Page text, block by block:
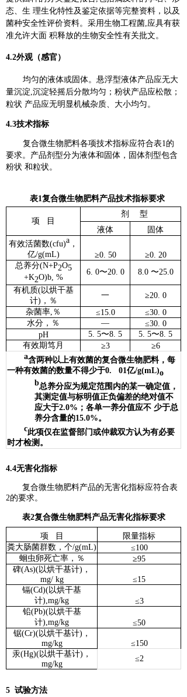
态、生 理生化特性及鉴定依据等完整资料，以及
菌种安全性评价资料。采用生物工程菌,应具有获
准允许大面 积释放的生物安全性有关批文。
4.2外观（感官）
均匀的液体或固体。悬浮型液体产品应无大
量沉淀,沉淀轻摇后分散均匀；粉状产品应松散；
粒状 产品应无明显机械杂质、大小均匀。
4.3技术指标
复合微生物肥料各项技术指标应符合表1的
要求。产品剂型分为液体和固体，固体剂型包含
粉状 和粒状。
表1复合微生物肥料产品技术指标要求
项 目
剂
型
液体
固体
有效活菌数(cfu)a ，
亿/g(mL)
≥0. 50 ≥0. 20
总养分(N+P2O5
+K2O)b, %
6. 0〜20. 0 8.0 〜25.0
有机质(以烘干基
计)，％
一 ≥20. 0
杂菌率,％
≤15.0 ≤30. 0
水分，％
— ≤30. 0
pH
5. 5〜8. 5
5. 5〜8. 5
有效期笃月
≥3 ≥6
a含两种以上有效菌的复合微生物肥料，每
一种有效菌的数量不得少于0. 01亿/g(mL)o
b总养分应为规定范围内的某一确定值，
其测定值与标明值正负偏差的绝对值不
应大于2.0%；各单一养分值应不 少于总
养分含量的15.0%。
c此项仅在监督部门或仲裁双方认为有必要
时才检测。
4.4无害化指标
复合微生物肥料产品的无害化指标应符合表
2的要求。
表2复合微生物肥料产品无害化指标要求
项 目
限量指标
粪大肠菌群数，个/g(mL)
≤100
蛔虫卵死亡率，％
≥95
碑(As)(以烘干基计)，
mg/ kg
≤15
镉(Cd)(以烘干基
计),mg/kg
≤3
铅(Pb)(以烘干基
计),mg/kg
≤50
锯(Cr)(以烘干基计)，
mg/kg
≤150
汞(Hg)(以烘干基计)，
mg/kg
≤2
5 试验方法